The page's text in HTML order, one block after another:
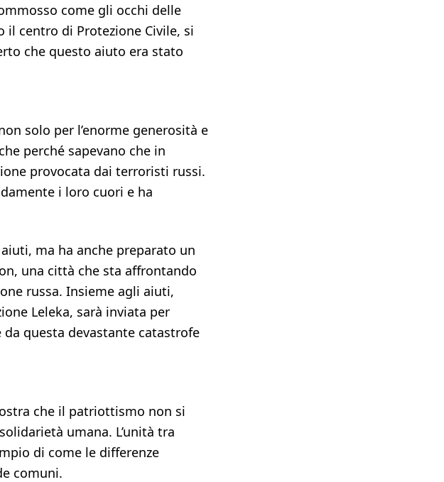
come gli occhi delle
il centro di Protezione Civile, si
che questo aiuto era stato
solo per l’enorme generosità e
perché sapevano che in
provocata dai terroristi russi.
i loro cuori e ha
ma ha anche preparato un
una città che sta affrontando
russa. Insieme agli aiuti,
Leleka, sarà inviata per
questa devastante catastrofe
che il patriottismo non si
umana. L’unità tra
di come le differenze
comuni.